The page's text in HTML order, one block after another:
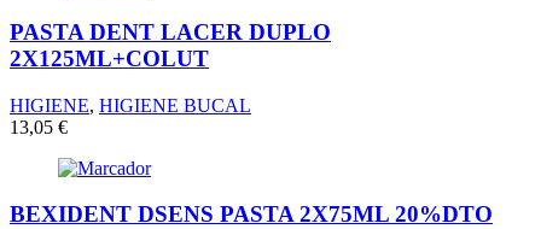
PASTA DENT LACER DUPLO
2X125ML+COLUT
HIGIENE, HIGIENE BUCAL
13,05 €
BEXIDENT DSENS PASTA 2X75ML 20%DTO